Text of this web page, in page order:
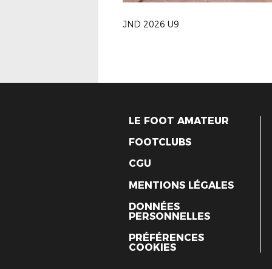
JND 2026 U9
LE FOOT AMATEUR
FOOTCLUBS
CGU
MENTIONS LÉGALES
DONNÉES
PERSONNELLES
PRÉFÉRENCES
COOKIES